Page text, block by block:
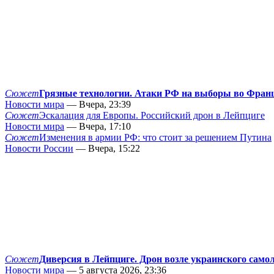
СюжетГрязные технологии. Атаки РФ на выборы во
Новости мира — Вчера, 23:39
СюжетЭскалация для Европы. Российский дрон в Лейпциге
Новости мира — Вчера, 17:10
СюжетИзменения в армии РФ: что стоит за решением Путина
Новости России — Вчера, 15:22
СюжетДиверсия в Лейпциге. Дрон возле украинского
Новости мира — 5 августа 2026, 23:36